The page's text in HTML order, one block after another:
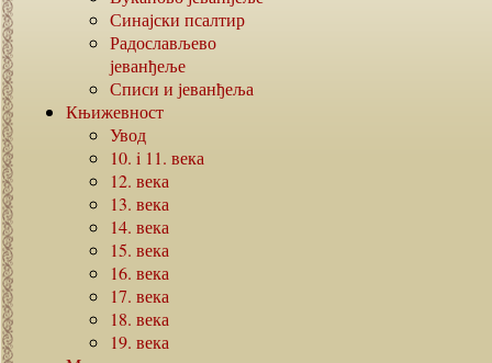
Синајски псалтир
Радослављево
јеванђеље
Списи и јеванђеља
Књижевност
Увод
10. i 11. века
12. века
13. века
14. века
15. века
16. века
17. века
18. века
19. века